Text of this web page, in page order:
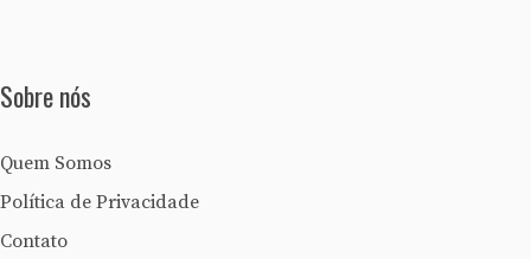
Sobre nós
Quem Somos
Política de Privacidade
Contato